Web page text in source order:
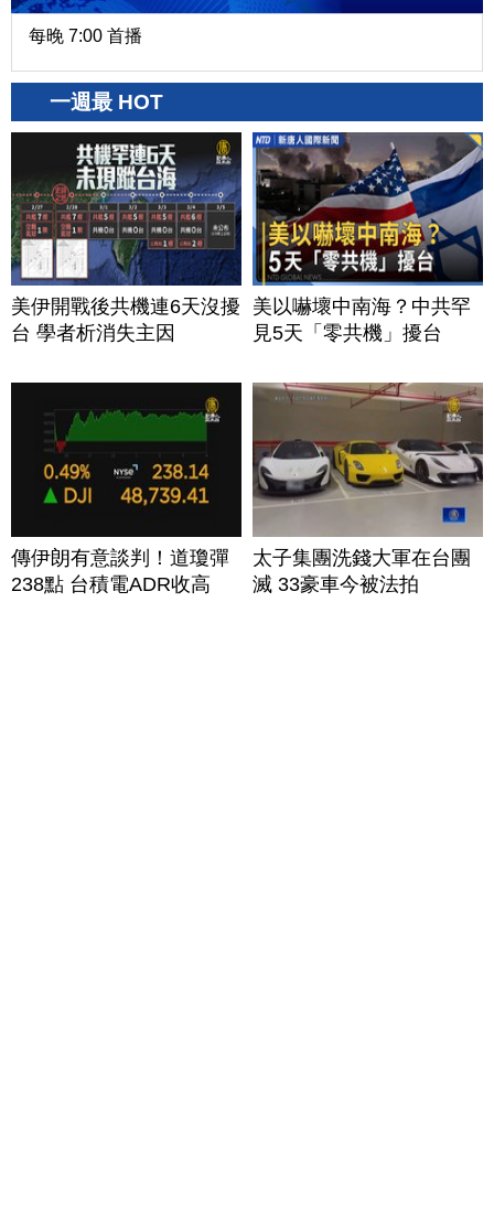
每晚 7:00 首播
一週最 HOT
美伊開戰後共機連6天沒擾
台 學者析消失主因
美以嚇壞中南海？中共罕
見5天「零共機」擾台
傳伊朗有意談判！道瓊彈
238點 台積電ADR收高
太子集團洗錢大軍在台團
滅 33豪車今被法拍